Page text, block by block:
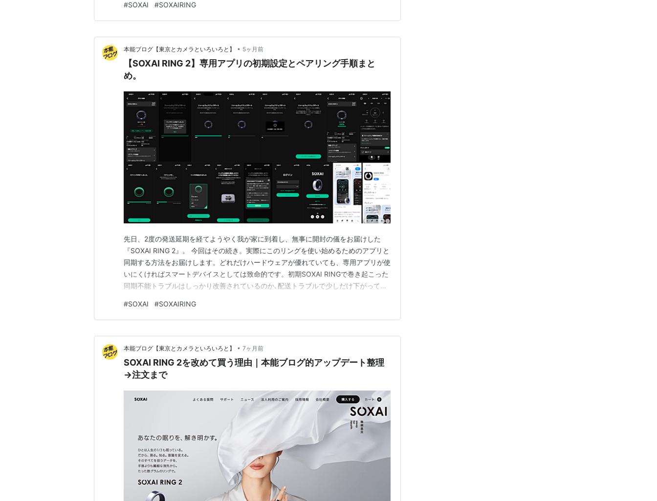
数・カロリーを目標と比較 まとめ ひと目でわかる"今日の体の状態" 概要タブのホーム
画面。QoLスコアと睡…
#SOXAI #SOXAIRING
本能ブログ【東京とカメラといろいろと】 • 5ヶ月前
【SOXAI RING 2】専用アプリの初期設定とペアリング手順まと
め。
先日、2度の発送延期を経てようやく我が家に到着し、無事に開封の儀をお届けした
『SOXAI RING 2』。 今回はその続き。実際にこのリングを使い始めるためのアプリと
同期する方法をお届けします。どれだけハードウェアが優れていても、専用アプリが使
いにくければスマートデバイスとしては致命的です。初期SOXAI RINGで巻き起こった
同期不能トラブルはしっかり改善されているのか､配送トラブルで少しだけ下がってし
のダウンロードからログインまで 拍子抜けするほどスムーズなペアリング ガジェット
の“お約束”。ファームウェアアッ…
#SOXAI #SOXAIRING
本能ブログ【東京とカメラといろいろと】 • 7ヶ月前
SOXAI RING 2を改めて買う理由｜本能ブログ的アップデート整理
→注文まで